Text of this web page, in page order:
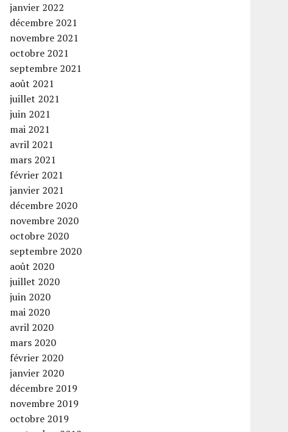
janvier 2022
décembre 2021
novembre 2021
octobre 2021
septembre 2021
août 2021
juillet 2021
juin 2021
mai 2021
avril 2021
mars 2021
février 2021
janvier 2021
décembre 2020
novembre 2020
octobre 2020
septembre 2020
août 2020
juillet 2020
juin 2020
mai 2020
avril 2020
mars 2020
février 2020
janvier 2020
décembre 2019
novembre 2019
octobre 2019